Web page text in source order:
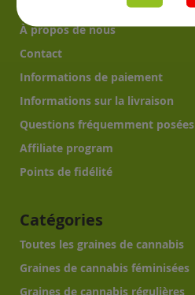
À propos de nous
Contact
Informations de paiement
Informations sur la livraison
Questions fréquemment posées
Affiliate program
Points de fidélité
Catégories
Toutes les graines de cannabis
Graines de cannabis féminisées
Graines de cannabis régulières